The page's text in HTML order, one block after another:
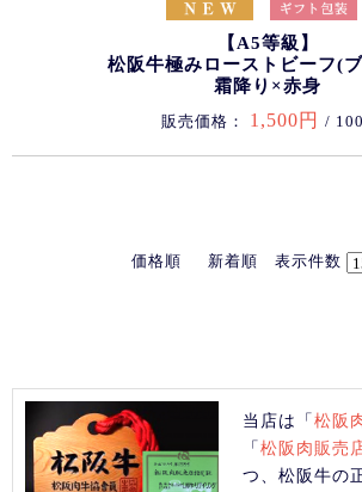
【A5等級】
松阪牛極みローストビーフ(
霜降り×赤身
販売価格： 1,500円 /
価格順 新着順 表示件数
当店は「松阪
「松阪肉販売
つ、松阪牛の